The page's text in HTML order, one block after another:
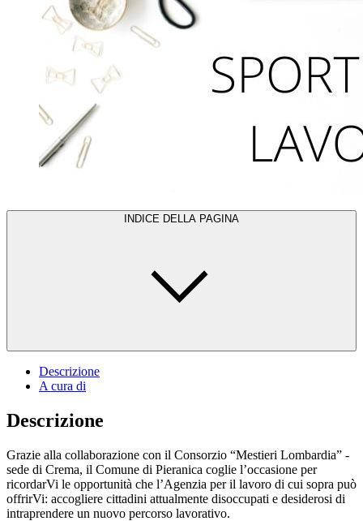
INDICE DELLA PAGINA
Descrizione
A cura di
Descrizione
Grazie alla collaborazione con il Consorzio “Mestieri Lombardia” -
sede di Crema, il Comune di Pieranica coglie l’occasione per
ricordarVi le opportunità che l’Agenzia per il lavoro di cui sopra può
offrirVi: accogliere cittadini attualmente disoccupati e desiderosi di
intraprendere un nuovo percorso lavorativo.